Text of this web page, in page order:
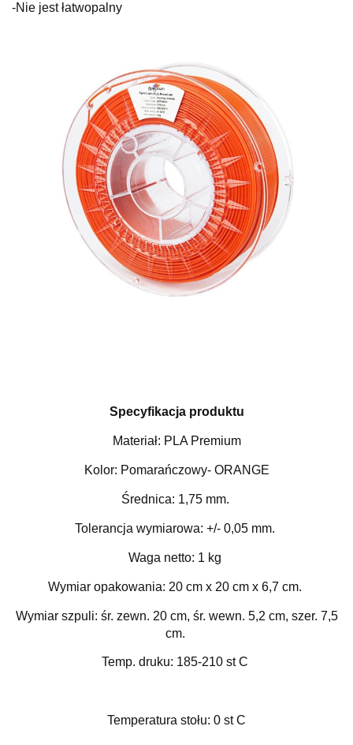
-Nie jest łatwopalny
Specyfikacja produktu
Materiał: PLA Premium
Kolor: Pomarańczowy- ORANGE
Średnica: 1,75 mm.
Tolerancja wymiarowa: +/- 0,05 mm.
Waga netto: 1 kg
Wymiar opakowania: 20 cm x 20 cm x 6,7 cm.
Wymiar szpuli: śr. zewn. 20 cm, śr. wewn. 5,2 cm, szer. 7,5
cm.
Temp. druku: 185-210 st C
Temperatura stołu: 0 st C